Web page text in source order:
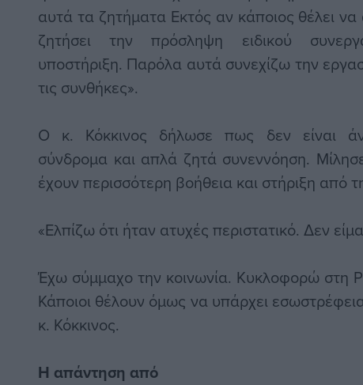
αυτά τα ζητήματα Εκτός αν κάποιος θέλει να
ζητήσει την πρόσληψη ειδικού
υποστήριξη. Παρόλα αυτά συνεχίζω την
τις συνθήκες».
Ο κ. Κόκκινος δήλωσε πως δεν είναι
σύνδρομα και απλά ζητά συνεννόηση.
έχουν περισσότερη βοήθεια και στήριξη από
«Ελπίζω ότι ήταν ατυχές περιστατικό. Δεν
Έχω σύμμαχο την κοινωνία. Κυκλοφορώ στη
Κάποιοι θέλουν όμως να υπάρχει
κ. Κόκκινος.
Η απάντηση από